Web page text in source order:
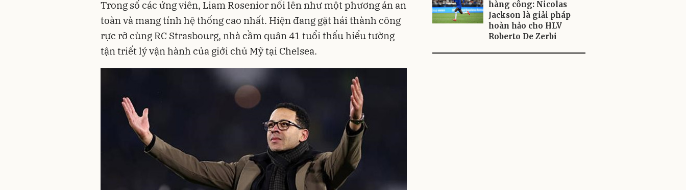
Trong số các ứng viên, Liam Rosenior nổi lên như một phương án an
toàn và mang tính hệ thống cao nhất. Hiện đang gặt hái thành công
rực rỡ cùng RC Strasbourg, nhà cầm quân 41 tuổi thấu hiểu tường
tận triết lý vận hành của giới chủ Mỹ tại Chelsea.
hàng công: Nicolas
Jackson là giải pháp
hoàn hảo cho HLV
Roberto De Zerbi